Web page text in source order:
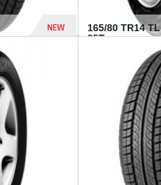
NEW
165/80 TR14 TL
85T...